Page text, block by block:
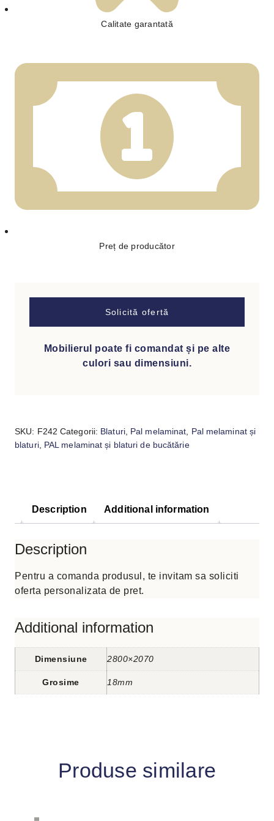
Calitate garantată
Preț de producător
Solicită ofertă
Mobilierul poate fi comandat și pe alte
culori sau dimensiuni.
SKU: F242 Categorii: Blaturi, Pal melaminat
Pal melaminat și
blaturi, PAL melaminat și blaturi de bucătărie
Description Additional information
Description
Pentru a comanda produsul, te invitam sa soliciti
oferta personalizata de pret.
Additional information
Dimensiune 2800×2070
Grosime 18mm
Produse similare